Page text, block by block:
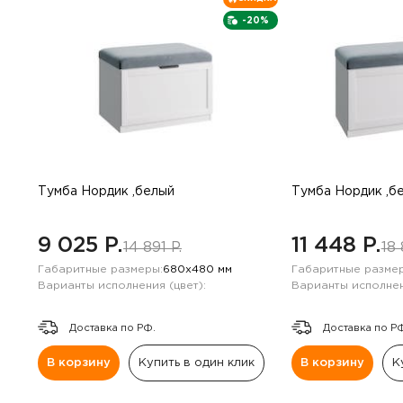
-20%
Тумба Нордик ,белый
9 025 P.14 891 P.
Габаритные размеры:680х480 мм
Варианты исполнения (цвет):
Доставка по РФ.
В корзину Купить в один клик
Тумба Нордик
11 448 P.18
Габаритные
Варианты
Доставка по
В корзину